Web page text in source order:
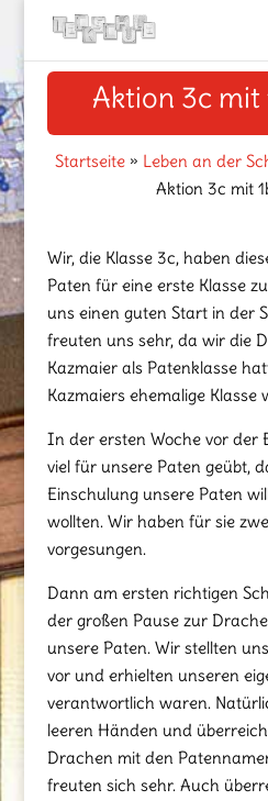
Aktion 3c mit
Startseite » Leben an der
Aktion 3c mit
Wir, die Klasse 3c, haben
Paten für eine erste Klasse
uns einen guten Start in der
freuten uns sehr, da wir die
Kazmaier als Patenklasse
Kazmaiers ehemalige Klasse
In der ersten Woche vor der
viel für unsere Paten geübt,
Einschulung unsere Paten
wollten. Wir haben für sie
vorgesungen.
Dann am ersten richtigen
der großen Pause zur
unsere Paten. Wir stellten
vor und erhielten unseren
verantwortlich waren.
leeren Händen und
Drachen mit den
freuten sich sehr. Auch